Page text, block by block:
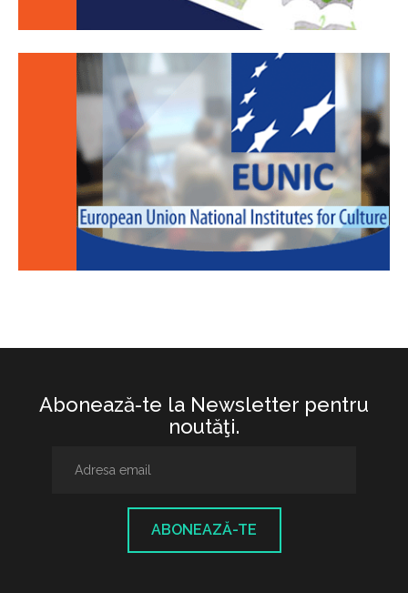
Abonează-te la Newsletter pentru
noutăţi.
ABONEAZĂ-TE